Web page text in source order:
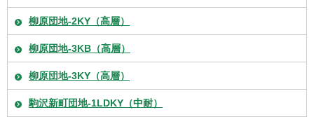
柳原団地-2KY（高層）
柳原団地-3KB（高層）
柳原団地-3KY（高層）
駒沢新町団地-1LDKY（中耐）